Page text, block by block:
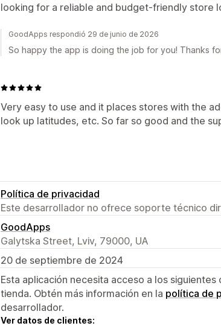
looking for a reliable and budget-friendly store
GoodApps respondió 29 de junio de 2026
So happy the app is doing the job for you! Thanks
Very easy to use and it places stores with the
look up latitudes, etc. So far so good and the
Política de privacidad
Este desarrollador no ofrece soporte técnico
GoodApps
Galytska Street, Lviv, 79000, UA
20 de septiembre de 2024
Esta aplicación necesita acceso a los
tienda. Obtén más información en la política de
desarrollador.
Ver datos de clientes: